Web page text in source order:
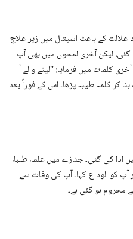
کے باعث اسپتال میں زیر علاج
لیکن آخری لمحوں میں بھی آپ
کلمات میں فرمایا: "لینے والے آ
کر کلمہ طیبہ پڑھا۔ اس کے فوراً بعد
کی گئی۔ جنازے میں علما، طلبا،
کو الوداع کہا۔ آپ کی وفات سے
محروم ہو گئی ہے۔